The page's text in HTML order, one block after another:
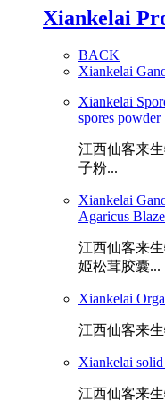
Xiankelai
BACK
Xiankelai
Xiankelai
spores powder
江西仙客来
子粉...
Xiankelai
Agaricus
江西仙客来
姬松茸胶囊...
Xiankelai
江西仙客来
Xiankelai
江西仙客来